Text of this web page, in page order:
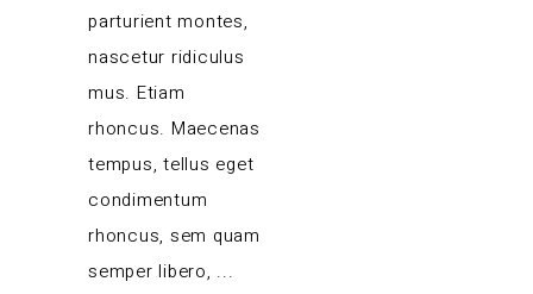
parturient montes,
nascetur ridiculus
mus. Etiam
rhoncus. Maecenas
tempus, tellus eget
condimentum
rhoncus, sem quam
semper libero,